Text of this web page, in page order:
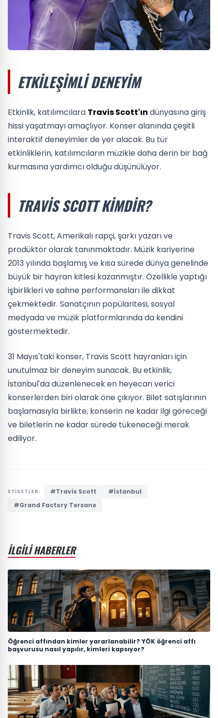
ETKILEŞIMLI DENEYIM
Etkinlik, katılımcılara Travis Scott'ın dünyasına giriş
hissi yaşatmayı amaçlıyor. Konser alanında çeşitli
interaktif deneyimler de yer alacak. Bu tür
etkinliklerin, katılımcıların müzikle daha derin bir bağ
kurmasına yardımcı olduğu düşünülüyor.
TRAVIS SCOTT KIMDIR?
Travis Scott, Amerikalı rapçi, şarkı yazarı ve
prodüktör olarak tanınmaktadır. Müzik kariyerine
2013 yılında başlamış ve kısa sürede dünya genelinde
büyük bir hayran kitlesi kazanmıştır. Özellikle yaptığı
işbirlikleri ve sahne performansları ile dikkat
çekmektedir. Sanatçının popülaritesi, sosyal
medyada ve müzik platformlarında da kendini
göstermektedir.
31 Mayıs'taki konser, Travis Scott hayranları için
unutulmaz bir deneyim sunacak. Bu etkinlik,
İstanbul'da düzenlenecek en heyecan verici
konserlerden biri olarak öne çıkıyor. Bilet satışlarının
başlamasıyla birlikte, konserin ne kadar ilgi göreceği
ve biletlerin ne kadar sürede tükeneceği merak
ediliyor.
ETİKETLER: #Travis Scott
#İstanbul
#Grand Factory Tersane
İLGİLİ HABERLER
Öğrenci affından kimler yararlanabilir? YÖK öğrenci affı
başvurusu nasıl yapılır, kimleri kapsıyor?